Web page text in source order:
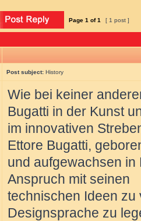
Page 1 of1 [ 1 post ]
Post subject: History
Wie bei keiner
Bugatti in der Kunst
im innovativen
Ettore Bugatti,
und aufgewachsen
Anspruch mit seinen
technischen Ideen
Designsprache zu